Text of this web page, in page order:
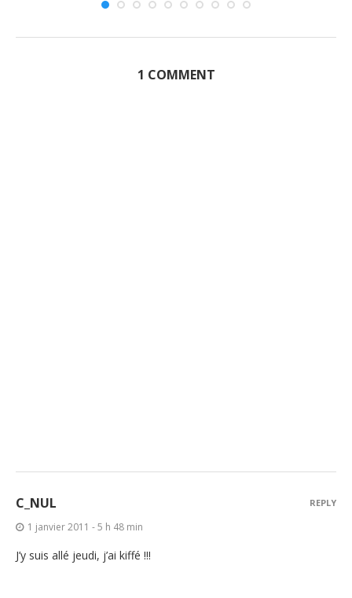
1 COMMENT
C_NUL
1 janvier 2011 - 5 h 48 min
J’y suis allé jeudi, j’ai kiffé !!!
REPLY